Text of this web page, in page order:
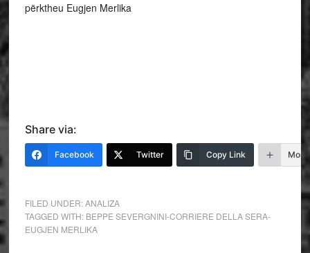
përktheu Eugjen Merlika
Share via:
Facebook Twitter Copy Link More
FILED UNDER:ANALIZA
TAGGED WITH: BEPPE SEVERGNINI-CORRIERE DELLA SERA-
EUGJEN MERLIKA